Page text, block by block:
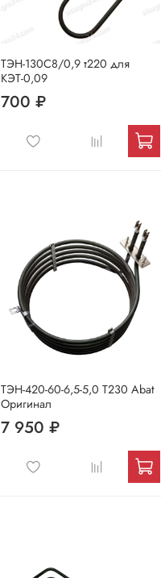
ТЭН-130С8/0,9 т220 для
КЭТ-0,09
700 ₽
ТЭН-420-60-6,5-5,0 Т230 Abat
Оригинал
7 950 ₽